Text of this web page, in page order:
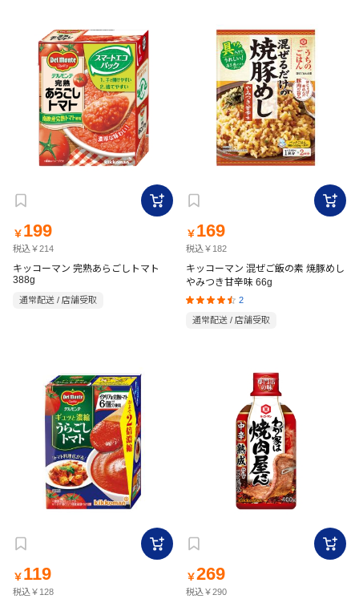
￥ 199
税込￥214
キッコーマン 完熟あらごしトマト
388g
通常配送 / 店舗受取
￥ 169
税込￥182
キッコーマン 混ぜご飯の素 焼豚めし
やみつき甘辛味 66g
2
通常配送 / 店舗受取
￥ 119
税込￥128
￥269
税込￥290